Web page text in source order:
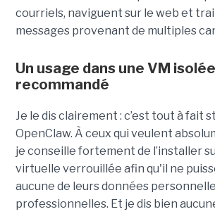
courriels, naviguent sur le web et
messages provenant de multiples
Un usage dans une VM isolée
recommandé
Je le dis clairement : c’est tout à fait
OpenClaw. À ceux qui veulent
je conseille fortement de l’installer
virtuelle verrouillée afin qu'il ne
aucune de leurs données
professionnelles. Et je dis bien